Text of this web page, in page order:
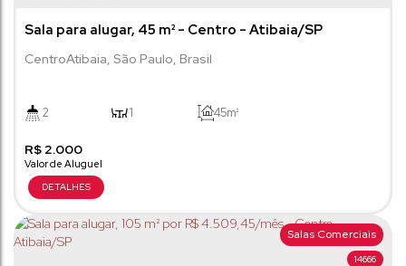
Sala para alugar, 45 m² - Centro - Atibaia/SP
R$ 2.000
CentroAtibaia, São Paulo, Brasil
2 1 45m²
14666
Salas Comerciais